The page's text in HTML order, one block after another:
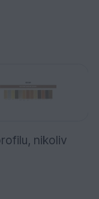
nikoliv